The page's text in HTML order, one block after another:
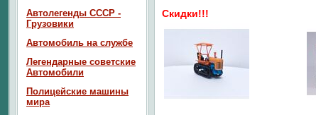
Скидки!!!
Автолегенды СССР -
Грузовики
Автомобиль на службе
Легендарные советские
Автомобили
Полицейские машины
мира